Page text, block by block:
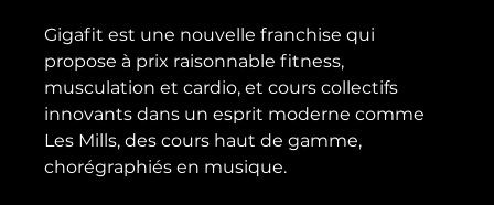
Gigafit est une nouvelle franchise qui
propose à prix raisonnable fitness,
musculation et cardio, et cours collectifs
innovants dans un esprit moderne comme
Les Mills, des cours haut de gamme,
chorégraphiés en musique.